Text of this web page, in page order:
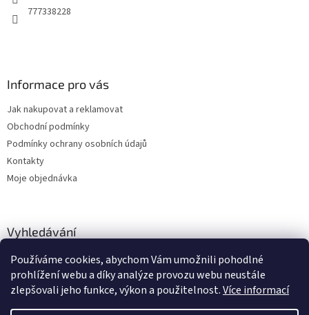
Používáme cookies, abychom Vám umožnili pohodlné
prohlížení webu a díky analýze provozu webu neustále
zlepšovali jeho funkce, výkon a použitelnost.Více informací
777338228
Informace pro vás
Jak nakupovat a reklamovat
Obchodní podmínky
Podmínky ochrany osobních údajů
Kontakty
Moje objednávka
Vyhledávání
HLEDAT